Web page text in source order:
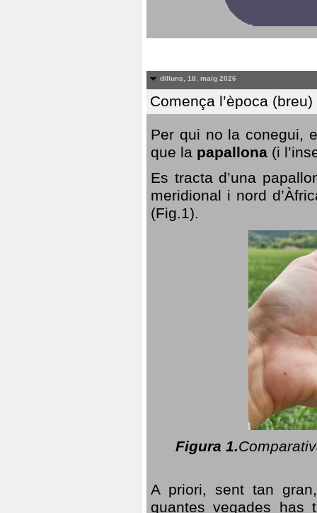
dilluns, 18. maig 2026
Comença l’època
Per qui no la conegui,
que la papallona (i
Es tracta d’una
meridional i nord
(Fig.1).
Figura 1.
A priori, sent tan
quantes vegades has